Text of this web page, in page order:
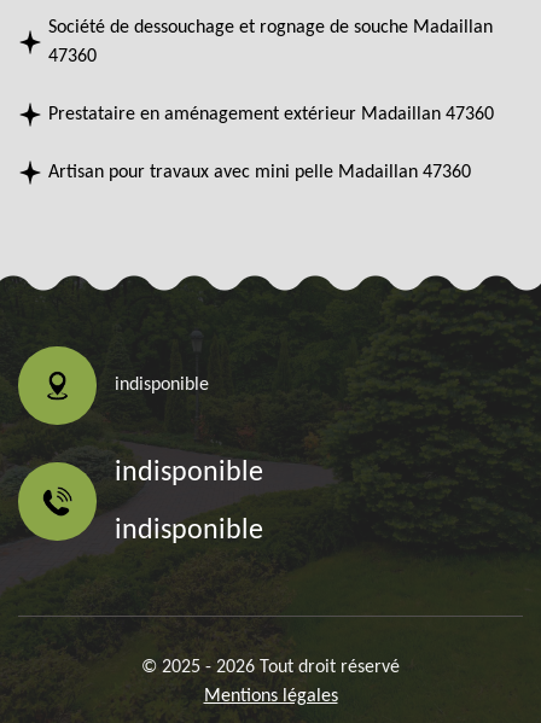
Société de dessouchage et rognage de souche Madaillan
47360
Prestataire en aménagement extérieur Madaillan 47360
Artisan pour travaux avec mini pelle Madaillan 47360
indisponible
indisponible
indisponible
© 2025 - 2026 Tout droit réservé
Mentions légales